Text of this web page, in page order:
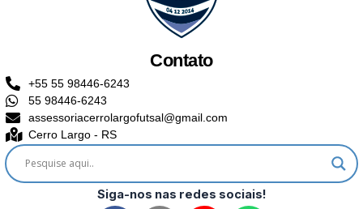
Contato
+55 55 98446-6243
55 98446-6243
assessoriacerrolargofutsal@gmail.com
Cerro Largo - RS
Siga-nos nas redes sociais!